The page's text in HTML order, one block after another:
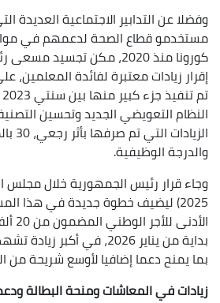
وفضلا عن التدابير الاجتماعية العديدة
مستخدمو قطاع الصحة لدعمهم في
كورونا منذ 2020، مكن تجسيد
إقرار زيادات معتبرة لفائدة المعلمين،
النظام التعويضي الجديد وتحسين
الزيادات
والدرجة الوظيفية.
2025) ليضيف خطوة جديدة في هذا
بداية من يناير 2026، في أكبر
بما يمنح دعما إضافيا لأوسع شريحة من
زيادات في المعاشات ومنحة البطالة